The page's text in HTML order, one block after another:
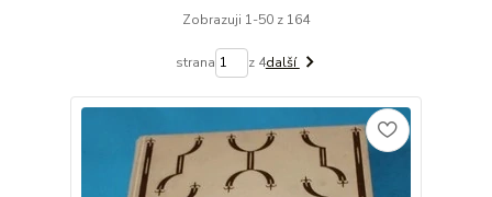
Zobrazuji 1-50 z 164
strana z 4další